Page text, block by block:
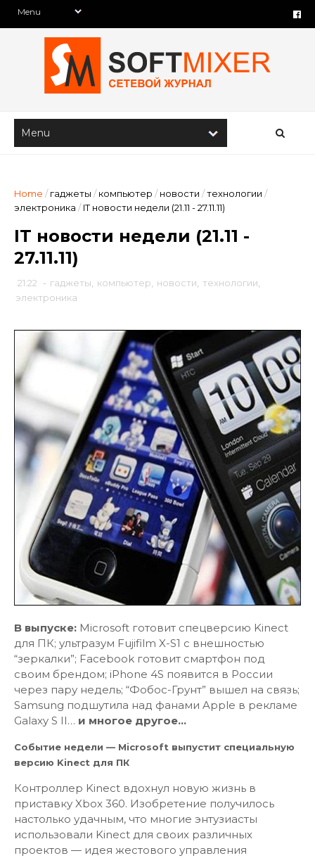
Home / гаджеты / компьютер / новости /технологии /
электроника / IT новости недели (21.11 - 27.11.11)
IT новости недели (21.11 -
27.11.11)
21:22 - гаджеты компьютер новости технологии
электроника
В выпуске: Microsoft готовит спецверсию Kinect
для ПК; ультразум Fujifilm X-S1 с внешностью
“зеркалки”; Facebook готовит смартфон под
своим брендом; iPhone 4S появится в России
через пару недель; “Фобос-Грунт” вышел на связь;
Samsung подшутила над фанами Apple в рекламе
Galaxy S II… и многое другое…
Событие недели — Microsoft выпустит специальную
версию Kinect для ПК
Контроллер Kinect вдохнул новую жизнь в
приставку Xbox 360. Изобретение получилось
настолько удачным, что многие энтузиасты
использовали Kinect для своих различных
проектов — идея жестового управления